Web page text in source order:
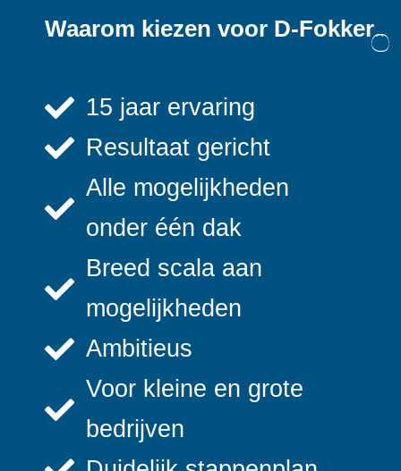
Waarom kiezen voor D-Fokker
15 jaar ervaring
Resultaat gericht
Alle mogelijkheden
onder één dak
Breed scala aan
mogelijkheden
Ambitieus
Voor kleine en grote
bedrijven